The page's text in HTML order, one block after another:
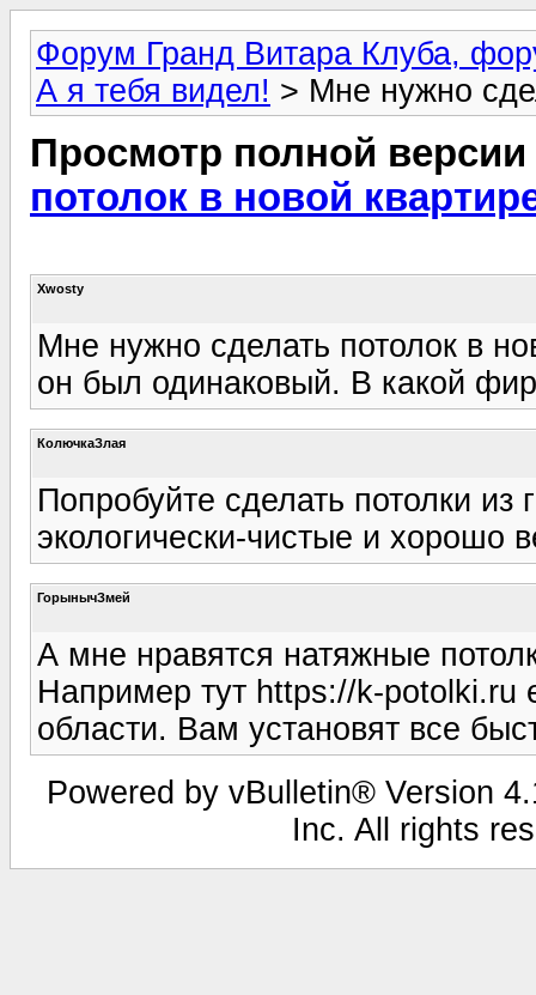
Форум Гранд Витара Клуба,
А я тебя видел! > Мне нужно
Просмотр полной
потолок в новой
Xwosty
Мне нужно сделать потолок в
он был одинаковый. В какой
КолючкаЗлая
Попробуйте сделать потолки из
экологически-чистые и хорошо
ГорынычЗмей
А мне нравятся натяжные
Например тут https://k-potolki.ru
области. Вам установят все
Powered by vBulletin® Version
Inc. All rights